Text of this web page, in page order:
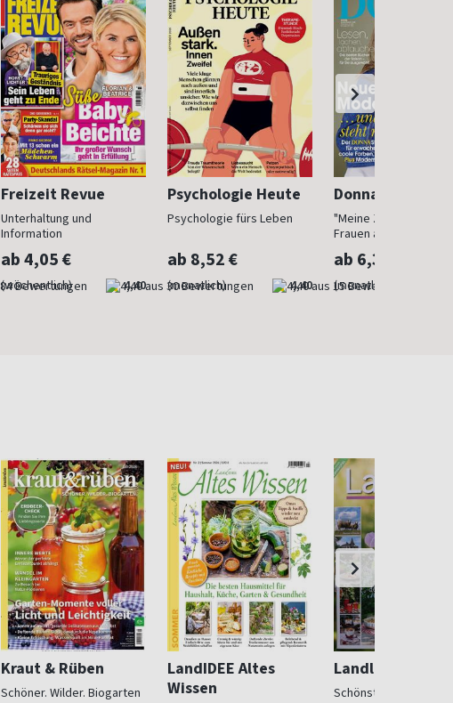
Freizeit Revue
Unterhaltung und
Information
ab 4,05 €
(wöchentlich) 4,40
Psychologie Heute
Psychologie fürs Leben
ab 8,52 €
(monatlich) 4,40
Donna
"Meine Zeit ist jetzt":
Frauen ab 40
ab 6,30 €
(monatlich)
Kraut & Rüben
Schöner. Wilder. Biogarten
LandIDEE Altes
Wissen
Landlust
Schönstes Landleben